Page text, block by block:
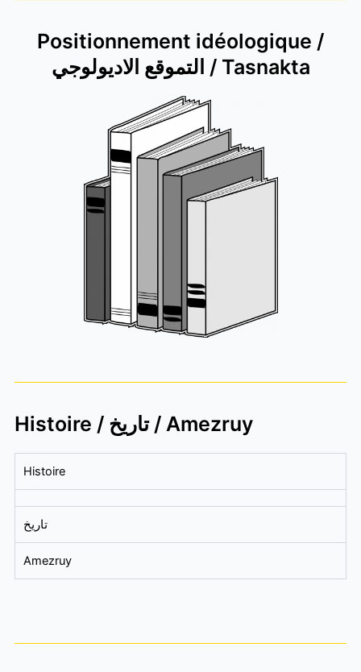
Positionnement idéologique /
التموقع الاديولوجي / Tasnakta
Histoire / تاريخ / Amezruy
Histoire
تاريخ
Amezruy